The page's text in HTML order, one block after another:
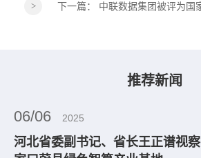
下一篇： 中联数据集团被评为国家级专
推荐新闻
06/06 2025
河北省委副书记、省长王正谱视